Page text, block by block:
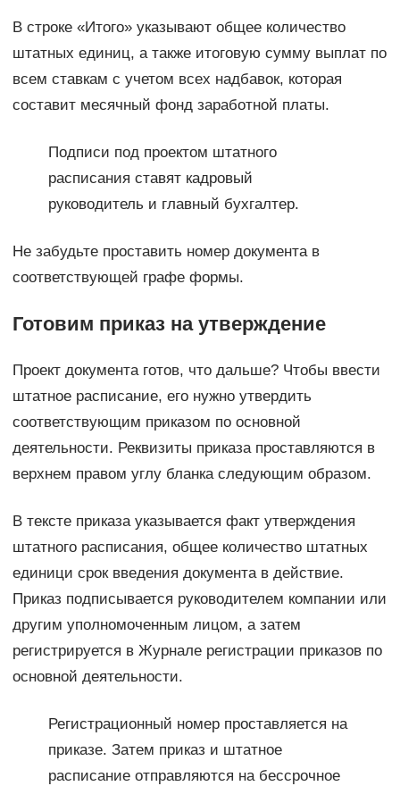
В строке «Итого» указывают общее количество
штатных единиц, а также итоговую сумму выплат по
всем ставкам с учетом всех надбавок, которая
составит месячный фонд заработной платы.
Подписи под проектом штатного
расписания ставят кадровый
руководитель и главный бухгалтер.
Не забудьте проставить номер документа в
соответствующей графе формы.
Готовим приказ на утверждение
Проект документа готов, что дальше? Чтобы ввести
штатное расписание, его нужно утвердить
соответствующим приказом по основной
деятельности. Реквизиты приказа проставляются в
верхнем правом углу бланка следующим образом.
В тексте приказа указывается факт утверждения
штатного расписания, общее количество штатных
единици срок введения документа в действие.
Приказ подписывается руководителем компании или
другим уполномоченным лицом, а затем
регистрируется в Журнале регистрации приказов по
основной деятельности.
Регистрационный номер проставляется на
приказе. Затем приказ и штатное
расписание отправляются на бессрочное